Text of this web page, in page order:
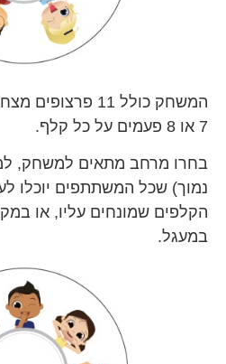
7 או 8 פעמים על כל קלף.
בחרו מרחב מתאים למשחק,
נמוך) שכל המשתתפים יוכלו
הקלפים שמונחים עליו, או
במעגל.